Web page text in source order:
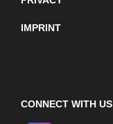
IMPRINT
CONNECT WITH US